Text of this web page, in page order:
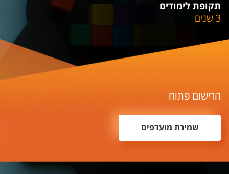
תקופת לימודים
3 שנים
הרישום פתוח
שמירת מועדפים